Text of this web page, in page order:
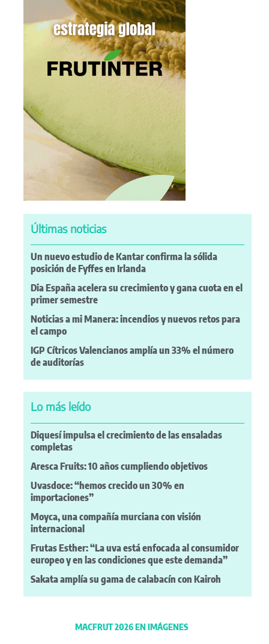
Últimas noticias
Un nuevo estudio de Kantar confirma la sólida
posición de Fyffes en Irlanda
Dia España acelera su crecimiento y gana cuota en el
primer semestre
Noticias a mi Manera: incendios y nuevos retos para
el campo
IGP Cítricos Valencianos amplía un 33% el número
de auditorías
Lo más leído
Diquesí impulsa el crecimiento de las ensaladas
completas
Aresca Fruits: 10 años cumpliendo objetivos
Uvasdoce: “hemos crecido un 30% en
importaciones”
Moyca, una compañía murciana con visión
internacional
Frutas Esther: “La uva está enfocada al consumidor
europeo y en las condiciones que este demanda”
Sakata amplía su gama de calabacín con Kairoh
MACFRUT 2026 EN IMÁGENES